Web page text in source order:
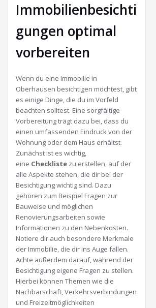
Immobilienbesichti
gungen optimal
vorbereiten
Wenn du eine Immobilie in
Oberhausen besichtigen möchtest, gibt
es einige Dinge, die du im Vorfeld
beachten solltest. Eine sorgfältige
Vorbereitung trägt dazu bei, dass du
einen umfassenden Eindruck von der
Wohnung oder dem Haus erhältst.
Zunächst ist es wichtig,
eine Checkliste zu erstellen, auf der
alle Aspekte stehen, die dir bei der
Besichtigung wichtig sind. Dazu
gehören zum Beispiel Fragen zur
Bauweise und möglichen
Renovierungsarbeiten sowie
Informationen zu den Nebenkosten.
Notiere dir auch besondere Merkmale
der Immobilie, die dir ins Auge fallen.
Achte außerdem darauf, während der
Besichtigung eigene Fragen zu stellen.
Hierbei können Themen wie die
Nachbarschaft, Verkehrsverbindungen
und Freizeitmöglichkeiten